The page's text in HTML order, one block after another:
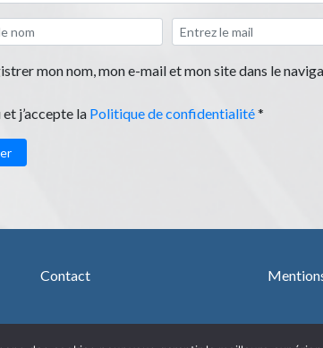
mon nom, mon e-mail et mon site dans le
et j’accepte la Politique de confidentialité*
Contact